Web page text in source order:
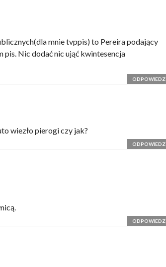
mnie tvppis) to Pereira podający
Nic dodać nic ująć kwintesencja
ODPOWIEDZ
wiezło pierogi czy jak?
ODPOWIEDZ
ODPOWIEDZ